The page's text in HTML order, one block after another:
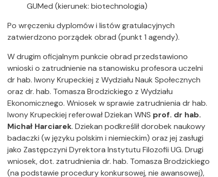
GUMed (kierunek: biotechnologia)
Po wręczeniu dyplomów i listów gratulacyjnych
zatwierdzono porządek obrad (punkt 1 agendy).
W drugim oficjalnym punkcie obrad przedstawiono
wnioski o zatrudnienie na stanowisku profesora uczelni
dr hab. Iwony Krupeckiej z Wydziału Nauk Społecznych
oraz dr. hab. Tomasza Brodzickiego z Wydziału
Ekonomicznego. Wniosek w sprawie zatrudnienia dr hab.
Iwony Krupeckiej referował Dziekan WNS prof. dr hab.
Michał Harciarek. Dziekan podkreślił dorobek naukowy
badaczki (w języku polskim i niemieckim) oraz jej zasługi
jako Zastępczyni Dyrektora Instytutu Filozofii UG. Drugi
wniosek, dot. zatrudnienia dr. hab. Tomasza Brodzickiego
(na podstawie procedury konkursowej, nie awansowej),